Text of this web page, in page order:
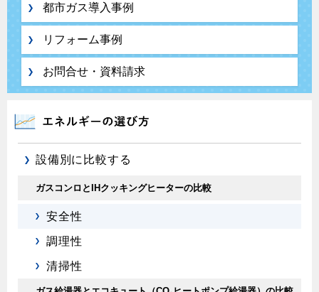
都市ガス導入事例
リフォーム事例
お問合せ・資料請求
設備別に比較する
ガスコンロとIHクッキングヒーターの比較
安全性
調理性
清掃性